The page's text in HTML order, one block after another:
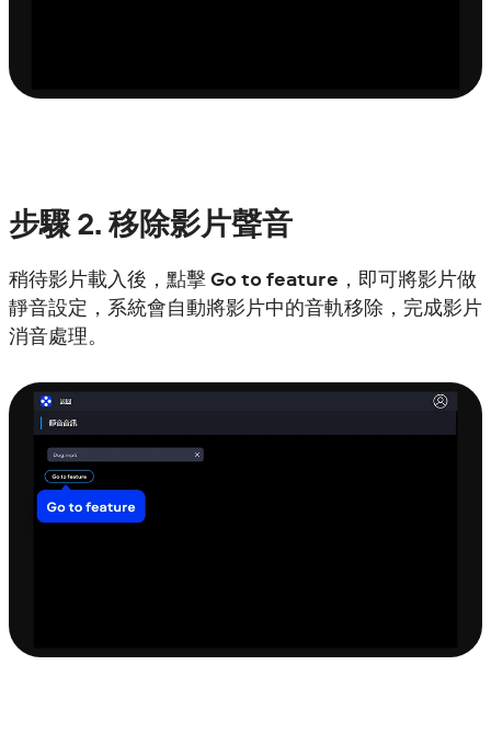
步驟2.移除影片聲音
稍待影片載入後，點擊Go to feature ，即可將影片做
靜音設定，系統會自動將影片中的音軌移除，完成影片
消音處理。